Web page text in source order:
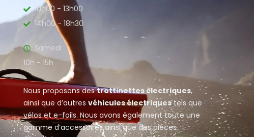
10h00 - 13h00
14h00 - 18h30
Samedi
10h - 15h
Nous proposons destrottinettes électriques,
ainsi que d’autres véhicules électriquestels que
vélos et e-foils. Nous avons également toute une
gamme d’accessoires ainsi que des pièces